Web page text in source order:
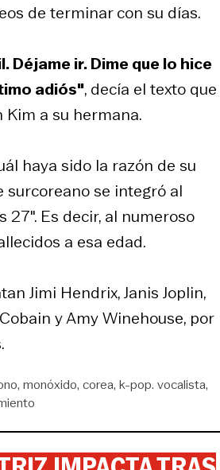
de terminar con su días.
Déjame ir. Dime que lo hice
adiós", decía el texto que
Kim a su hermana.
haya sido la razón de su
surcoreano se integró al
27". Es decir, al numeroso
a esa edad.
Jimi Hendrix, Janis Joplin,
y Amy Winehouse, por
monóxido corea k-pop. vocalista